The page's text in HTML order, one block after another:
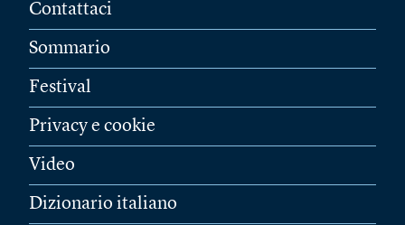
Contattaci
Sommario
Festival
Privacy e cookie
Video
Dizionario italiano